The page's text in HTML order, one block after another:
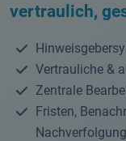
vertraulich,
Vertrauliche &
Zentrale
Fristen,
Nachverfolgung